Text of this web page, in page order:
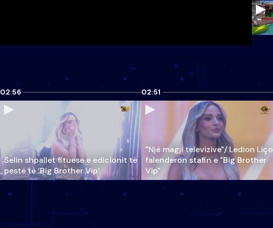
02:56
Selin shpallet fituese e edicionit të
pestë të ‘Big Brother Vip’
02:51
"Një magji televizive"/ Ledion Liço
falenderon stafin e "Big Brother
Vip"